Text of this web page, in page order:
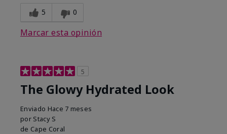
5 0
Marcar esta opinión
5
The Glowy Hydrated Look
Enviado Hace 7 meses
por Stacy S
de Cape Coral